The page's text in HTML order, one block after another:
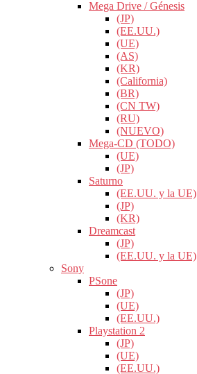
Mega Drive / Génesis
(JP)
(EE.UU.)
(UE)
(AS)
(KR)
(California)
(BR)
(CN TW)
(RU)
(NUEVO)
Mega-CD (TODO)
(UE)
(JP)
Saturno
(EE.UU. y la UE)
(JP)
(KR)
Dreamcast
(JP)
(EE.UU. y la UE)
Sony
PSone
(JP)
(UE)
(EE.UU.)
Playstation 2
(JP)
(UE)
(EE.UU.)